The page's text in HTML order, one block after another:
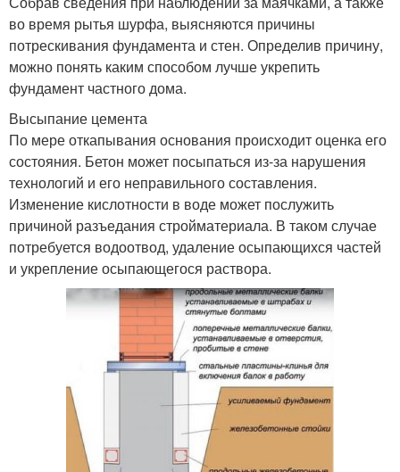
во время рытья шурфа, выясняются причины
потрескивания фундамента и стен. Определив причину,
можно понять каким способом лучше укрепить
фундамент частного дома.
Высыпание цемента
По мере откапывания основания происходит оценка его
состояния. Бетон может посыпаться из-за нарушения
технологий и его неправильного составления.
Изменение кислотности в воде может послужить
причиной разъедания стройматериала. В таком случае
потребуется водоотвод, удаление осыпающихся частей
и укрепление осыпающегося раствора.